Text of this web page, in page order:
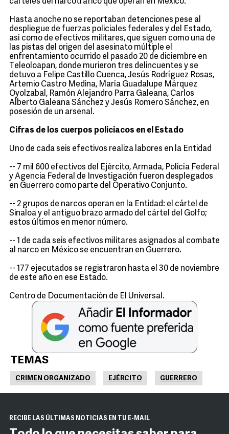
Hasta anoche no se reportaban detenciones pese al
despliegue de fuerzas policiales federales y del Estado,
así como de efectivos militares, que siguen como una de
las pistas del origen del asesinato múltiple el
enfrentamiento ocurrido el pasado 20 de diciembre en
Teleoloapan, donde murieron tres delincuentes y se
detuvo a Felipe Castillo Cuenca, Jesús Rodríguez Rosas,
Artemio Castro Medina, María Guadalupe Márquez
Oyolzabal, Ramón Alejandro Parra Galeana, Carlos
Alberto Galeana Sánchez y Jesús Romero Sánchez, en
posesión de un arsenal.
Cifras de los cuerpos policiacos en el Estado
Uno de cada seis efectivos realiza labores en la Entidad
-- 7 mil 600 efectivos del Ejército, Armada, Policía Federal
y Agencia Federal de Investigación fueron desplegados
en Guerrero como parte del Operativo Conjunto.
-- 2 grupos de narcos operan en la Entidad: el cártel de
Sinaloa y el antiguo brazo armado del cártel del Golfo;
estos últimos en menor número.
-- 1 de cada seis efectivos militares asignados al combate
al narco en México se encuentran en Guerrero.
-- 177 ejecutados se registraron hasta el 30 de noviembre
de este año en ese Estado.
Centro de Documentación de El Universal.
TEMAS
CRIMEN ORGANIZADO EJÉRCITO GUERRERO
RECIBE LAS ÚLTIMAS NOTICIAS EN TU E-MAIL